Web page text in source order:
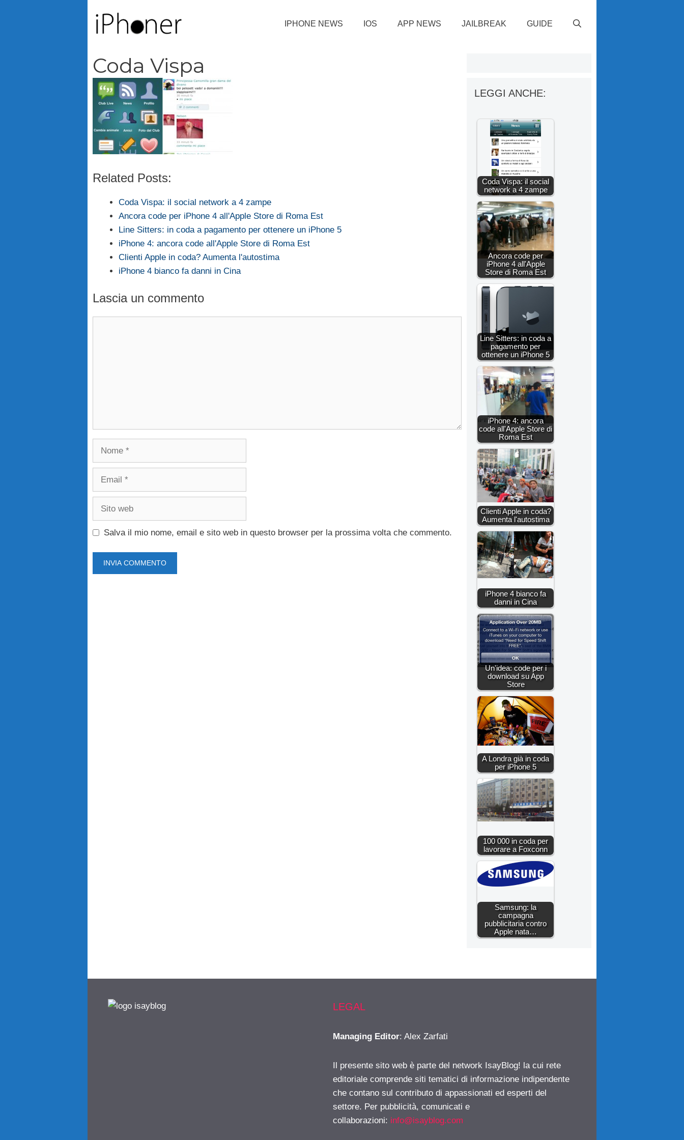
IPHONE NEWS IOS APP NEWS JAILBREAK GUIDE
Coda Vispa
Related Posts:
Coda Vispa: il social network a 4 zampe
Ancora code per iPhone 4 all'Apple Store di Roma Est
Line Sitters: in coda a pagamento per ottenere un iPhone 5
iPhone 4: ancora code all'Apple Store di Roma Est
Clienti Apple in coda? Aumenta l'autostima
iPhone 4 bianco fa danni in Cina
Lascia un commento
Nome
Email
Sito
Salva il mio nome, email e sito web in questo browser per la prossima volta che commento.
LEGGI ANCHE:
Coda Vispa: il social
network a 4 zampe
Ancora code per
iPhone 4 all'Apple
Store di Roma Est
Line Sitters: in coda a
pagamento per
ottenere un iPhone 5
iPhone 4: ancora
code all'Apple Store di
Roma Est
Clienti Apple in coda?
Aumenta l'autostima
iPhone 4 bianco fa
danni in Cina
Un'idea: code per i
download su App
Store
A Londra già in coda
per iPhone 5
100 000 in coda per
lavorare a Foxconn
Samsung: la
campagna
pubblicitaria contro
Apple nata…
LEGAL
Managing Editor: Alex Zarfati
Il presente sito web è parte del network IsayBlog! la cui rete
editoriale comprende siti tematici di informazione indipendente
che contano sul contributo di appassionati ed esperti del
settore. Per pubblicità, comunicati e
collaborazioni: info@isayblog.com